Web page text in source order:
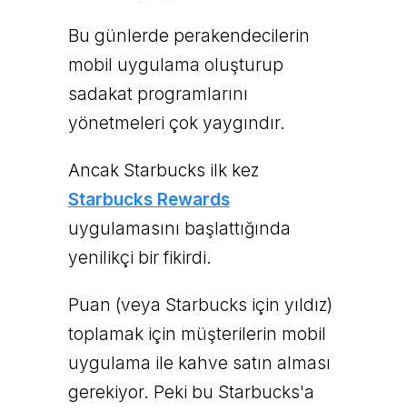
Bu günlerde perakendecilerin
mobil uygulama oluşturup
sadakat programlarını
yönetmeleri çok yaygındır.
Ancak Starbucks ilk kez
Starbucks Rewards
uygulamasını başlattığında
yenilikçi bir fikirdi.
Puan (veya Starbucks için yıldız)
toplamak için müşterilerin mobil
uygulama ile kahve satın alması
gerekiyor. Peki bu Starbucks'a